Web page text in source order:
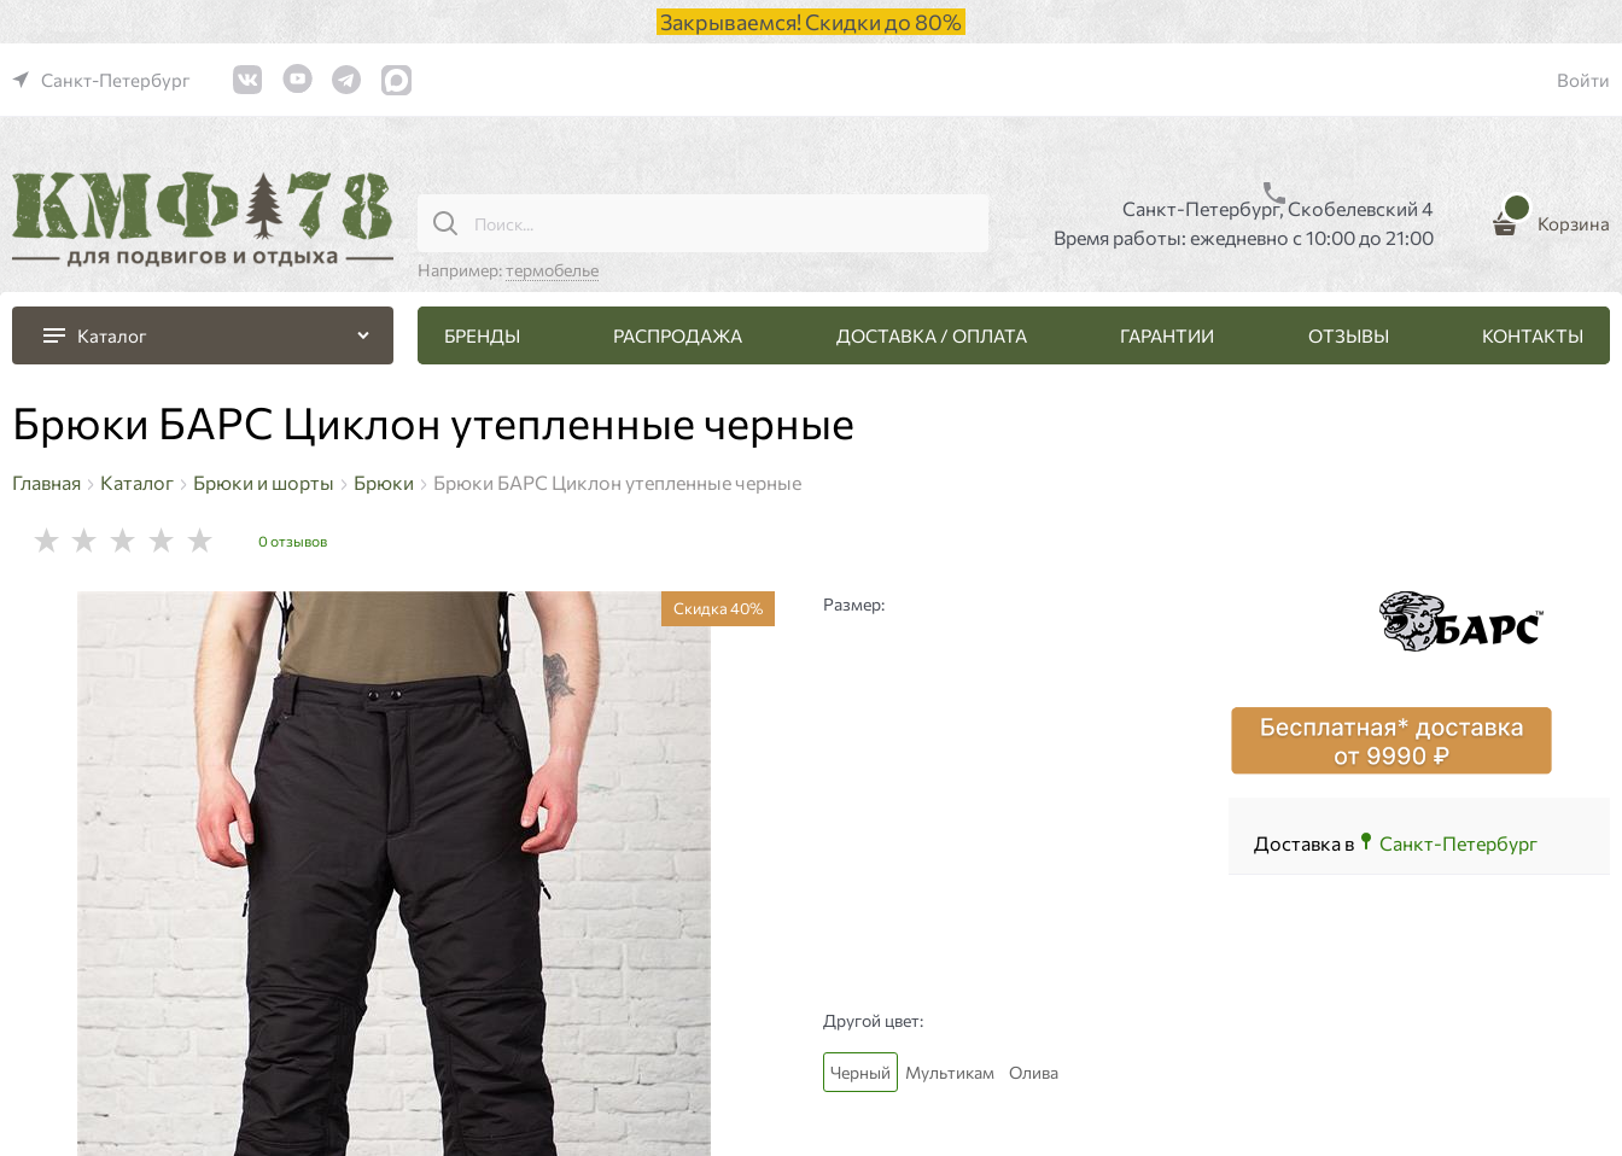
Закрываемся! Скидки до 80%
Санкт-Петербург Войти
Например:термобелье
Санкт-Петербург, Скобелевский 4
Время работы: ежедневно с 10:00 до 21:00
Корзина
Каталог БРЕНДЫ РАСПРОДАЖА ДОСТАВКА / ОПЛАТА ГАРАНТИИ ОТЗЫВЫ КОНТАКТЫ
Брюки БАРС Циклон утепленные черные
Главная Каталог Брюки и шорты Брюки Брюки БАРС Циклон утепленные черные
0 отзывов
Скидка 40% Размер:
Другой цвет:
Черный Мультикам Олива
Доставка в Санкт-Петербург